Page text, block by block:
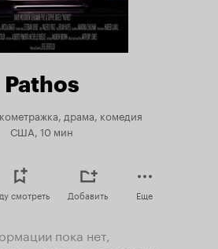
Pathos
драма, комедия
США, 10 мин
смотреть Добавить Еще
пока нет,